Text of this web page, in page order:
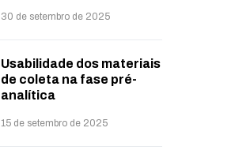
30 de setembro de 2025
Usabilidade dos materiais
de coleta na fase pré-
analítica
15 de setembro de 2025